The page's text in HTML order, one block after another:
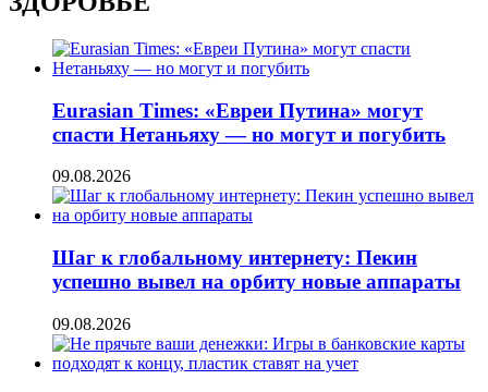
Eurasian Times: «Евреи Путина» могут
спасти Нетаньяху — но могут и погубить
09.08.2026
Шаг к глобальному интернету: Пекин
успешно вывел на орбиту новые аппараты
09.08.2026